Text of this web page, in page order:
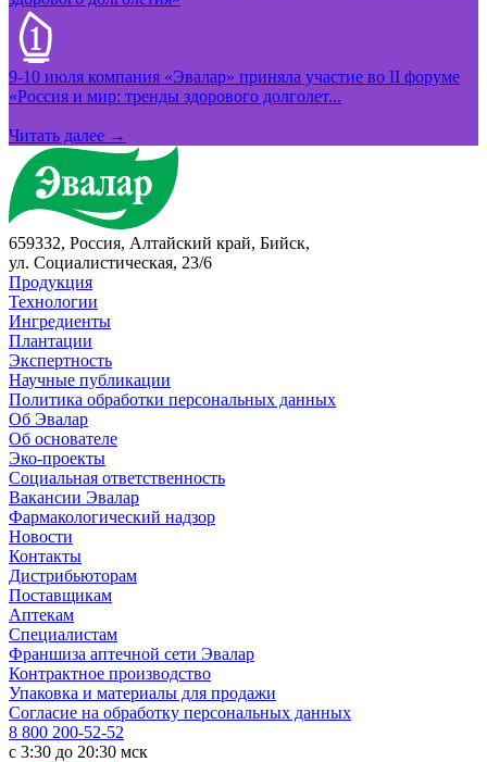
9-10 июля компания «Эвалар» приняла участие во II форуме
«Россия и мир: тренды здорового долголет...
Читать далее →
659332, Россия, Алтайский край, Бийск,
ул. Социалистическая, 23/6
Продукция
Технологии
Ингредиенты
Плантации
Экспертность
Научные публикации
Политика обработки персональных данных
Об Эвалар
Об основателе
Эко-проекты
Социальная ответственность
Вакансии Эвалар
Фармакологический надзор
Новости
Контакты
Дистрибьюторам
Поставщикам
Аптекам
Специалистам
Франшиза аптечной сети Эвалар
Контрактное производство
Упаковка и материалы для продажи
Согласие на обработку персональных данных
8 800 200-52-52
c 3:30 до 20:30 мск